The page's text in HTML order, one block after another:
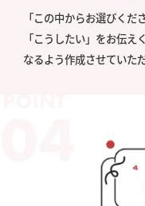
「この中からお選びく
「こうしたい」をお伝
なるよう作成させていた